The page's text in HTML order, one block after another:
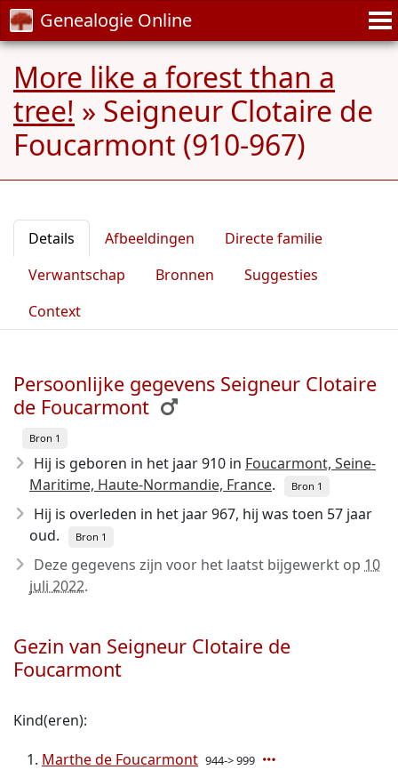
Genealogie Online
More like a forest than a
tree! » Seigneur Clotaire de
Foucarmont (910-967)
Details Afbeeldingen
Directe familie
Verwantschap
Bronnen
Suggesties
Context
Persoonlijke gegevens Seigneur Clotaire
de Foucarmont
Bron 1
Hij is geboren in het jaar 910 in Foucarmont, Seine-
Maritime, Haute-Normandie, France. Bron 1
Hij is overleden in het jaar 967, hij was toen 57 jaar
oud.
Bron 1
Deze gegevens zijn voor het laatst bijgewerkt op 10
juli 2022.
Gezin van Seigneur Clotaire de
Foucarmont
Kind(eren):
Marthe de Foucarmont 944-> 999